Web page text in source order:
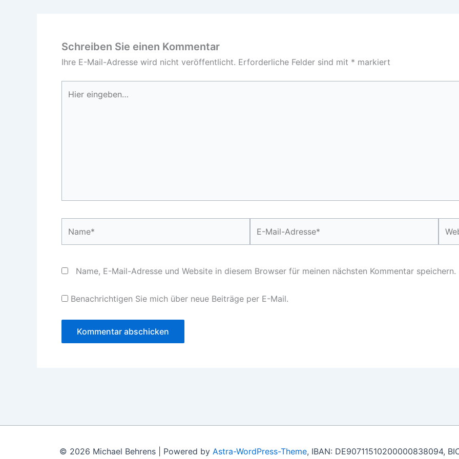
Schreiben Sie einen Kommentar
Ihre E-Mail-Adresse wird nicht veröffentlicht. Erforderliche Felder sind mit * markiert
eingeben…
Mail-
Name, E-Mail-Adresse und Website in diesem Browser für meinen nächsten Kommentar speichern.
Benachrichtigen Sie mich über neue Beiträge per E-Mail.
© 2026 Michael Behrens | Powered by Astra-WordPress-Theme, IBAN: DE90711510200000838094,